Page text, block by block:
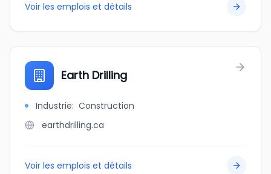
Voir les emplois et détails
Earth Drilling
Industrie: Construction
earthdrilling.ca
Voir les emplois et détails